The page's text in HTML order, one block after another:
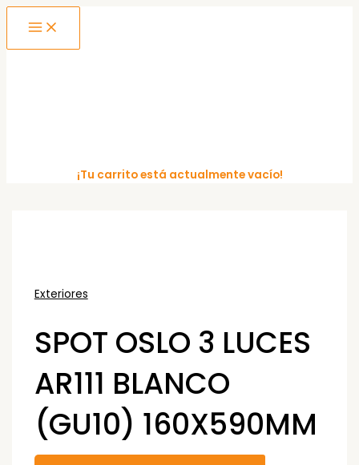
Ir
MENU
¡Tu carrito está actualmente vacío!
Exteriores
SPOT OSLO 3 LUCES
AR111 BLANCO
(GU10) 160X590MM